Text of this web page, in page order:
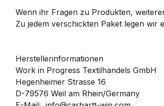
Wenn ihr Fragen zu Produkten,
Zu jedem verschickten Paket legen wir
Herstellerinformationen
Work in Progress Textilhandels GmbH
Hegenheimer Strasse 16
D-79576 Weil am Rhein/Germany